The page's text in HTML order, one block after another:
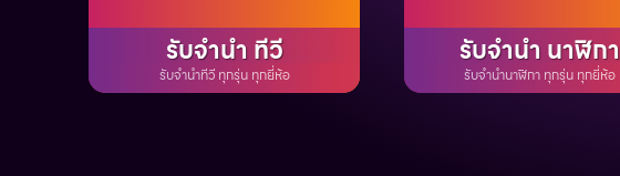
รับจำนำ ทีวี
รับจำนำทีวี ทุกรุ่น ทุกยี่ห้อ
รับจำนำ นาฬิกา
รับจำนำนาฬิกา ทุกรุ่น ทุกยี่ห้อ